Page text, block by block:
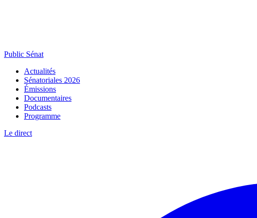
Public Sénat
Actualités
Sénatoriales 2026
Émissions
Documentaires
Podcasts
Programme
Le direct